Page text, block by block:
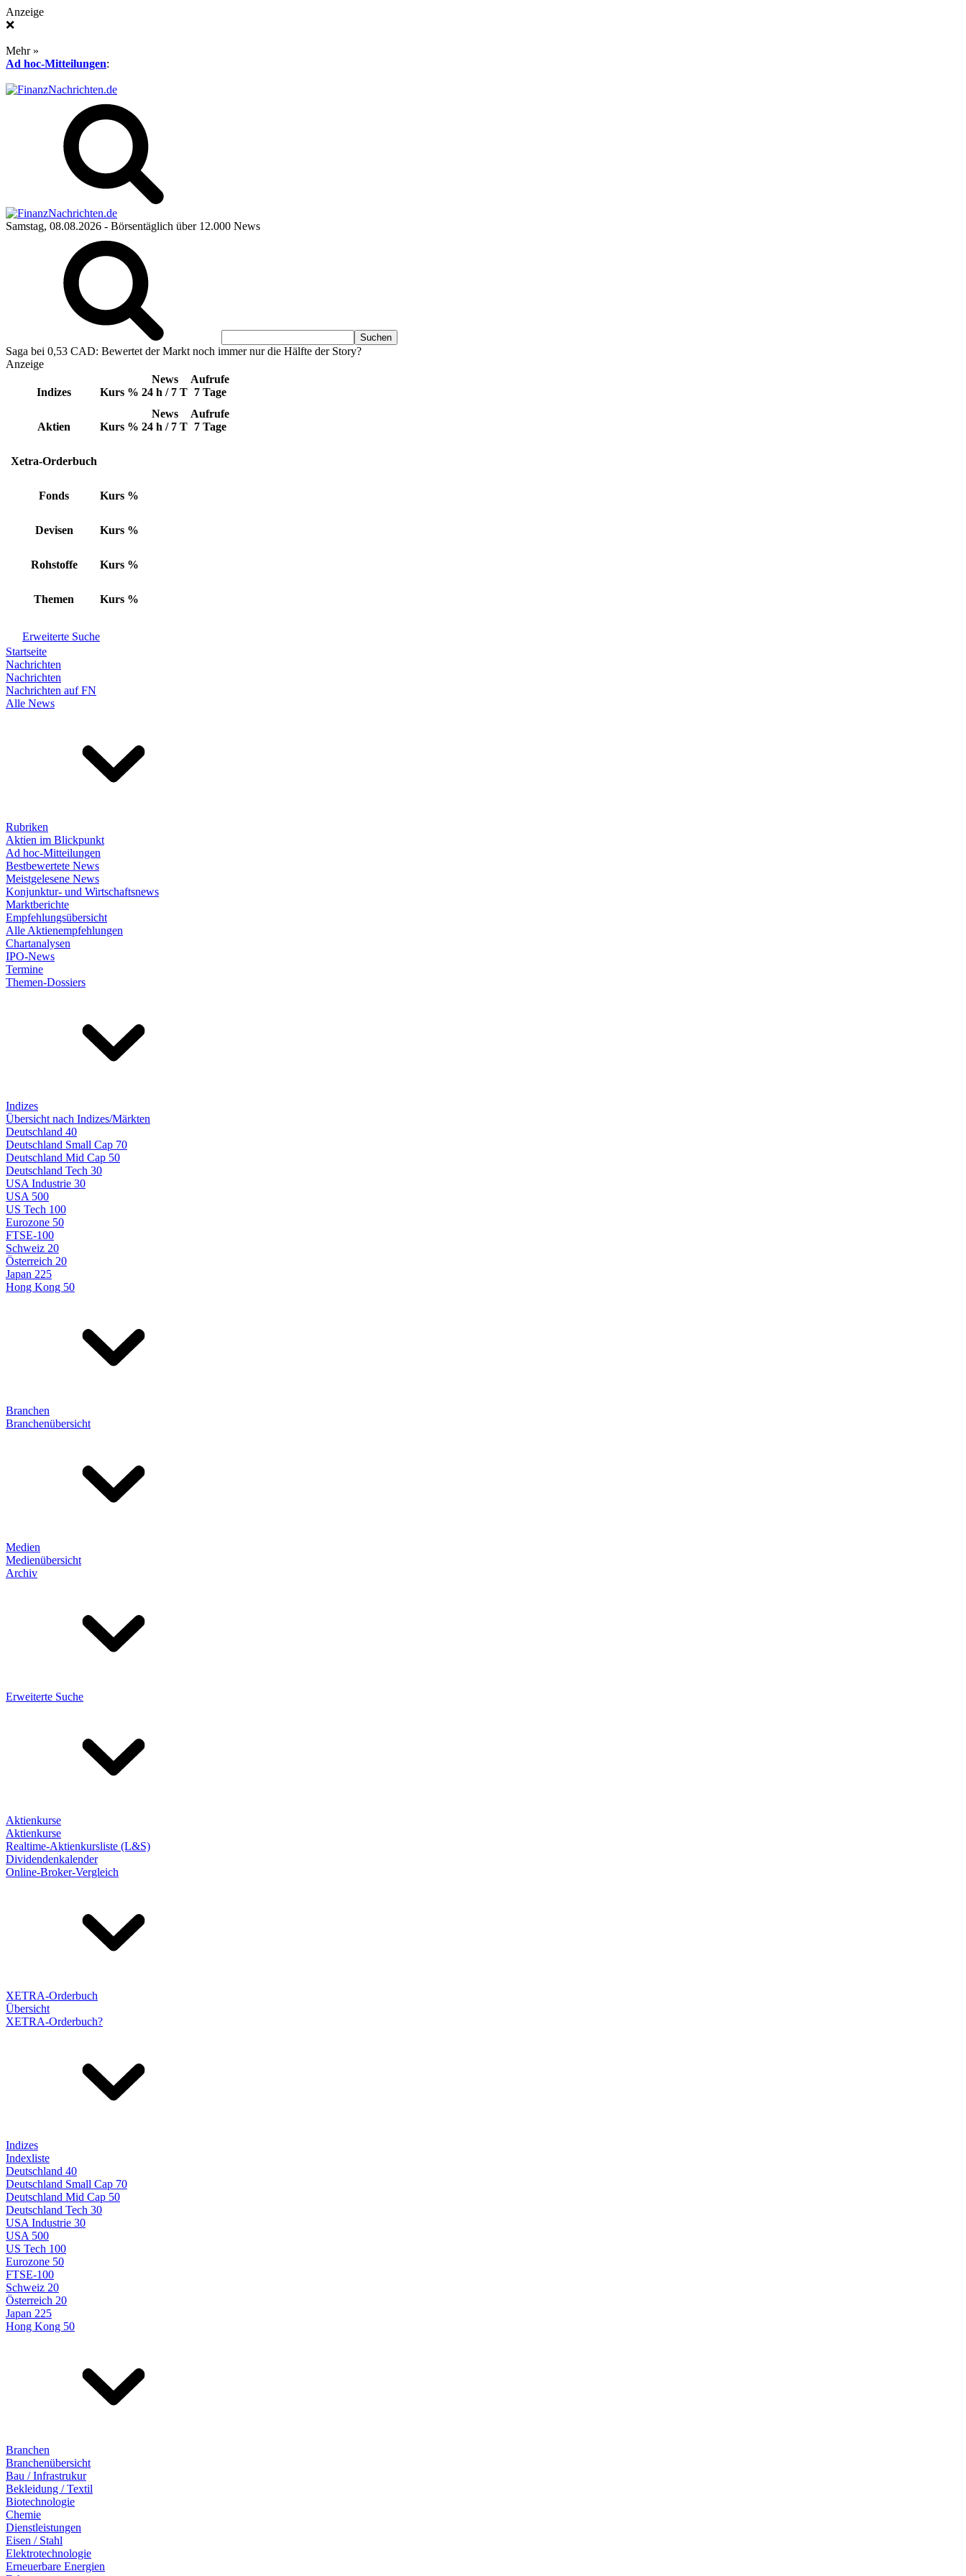
Anzeige
❌
Mehr »
Ad hoc-Mitteilungen:
Samstag, 08.08.2026 - Börsentäglich über 12.000 News
Saga bei 0,53 CAD: Bewertet der Markt noch immer nur die Hälfte der Story?
Anzeige
Indizes Kurs %
News
24 h / 7 T
Aufrufe
7 Tage
Aktien Kurs %
News
24 h / 7 T
Aufrufe
7 Tage
Xetra-Orderbuch
Fonds Kurs %
Devisen Kurs %
Rohstoffe Kurs %
Themen Kurs %
Erweiterte Suche
Startseite
Nachrichten
Nachrichten
Nachrichten auf FN
Alle News
Rubriken
Aktien im Blickpunkt
Ad hoc-Mitteilungen
Bestbewertete News
Meistgelesene News
Konjunktur- und Wirtschaftsnews
Marktberichte
Empfehlungsübersicht
Alle Aktienempfehlungen
Chartanalysen
IPO-News
Termine
Themen-Dossiers
Indizes
Übersicht nach Indizes/Märkten
Deutschland 40
Deutschland Small Cap 70
Deutschland Mid Cap 50
Deutschland Tech 30
USA Industrie 30
USA 500
US Tech 100
Eurozone 50
FTSE-100
Schweiz 20
Österreich 20
Japan 225
Hong Kong 50
Branchen
Branchenübersicht
Medien
Medienübersicht
Archiv
Erweiterte Suche
Aktienkurse
Aktienkurse
Realtime-Aktienkursliste (L&S)
Dividendenkalender
Online-Broker-Vergleich
XETRA-Orderbuch
Übersicht
XETRA-Orderbuch?
Indizes
Indexliste
Deutschland 40
Deutschland Small Cap 70
Deutschland Mid Cap 50
Deutschland Tech 30
USA Industrie 30
USA 500
US Tech 100
Eurozone 50
FTSE-100
Schweiz 20
Österreich 20
Japan 225
Hong Kong 50
Branchen
Branchenübersicht
Bau / Infrastrukur
Bekleidung / Textil
Biotechnologie
Chemie
Dienstleistungen
Eisen / Stahl
Elektrotechnologie
Erneuerbare Energien